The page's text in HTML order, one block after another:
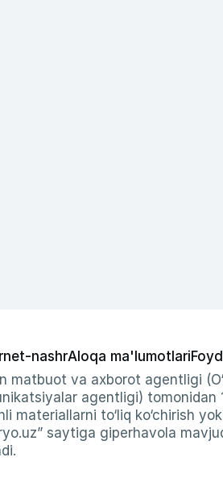
nashrAloqa ma'lumotlari
matbuot va axborot agentligi
agentligi)
materiallarni to‘liq ko‘chirish
saytiga giperhavola